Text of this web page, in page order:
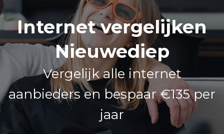
Internet vergelijken
Nieuwediep
Vergelijk alle internet
aanbieders en bespaar €135 per
jaar